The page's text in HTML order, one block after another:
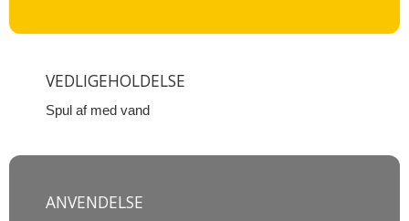
VEDLIGEHOLDELSE
Spul af med vand
ANVENDELSE